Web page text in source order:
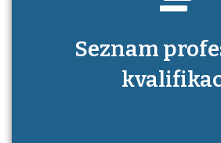
Seznam